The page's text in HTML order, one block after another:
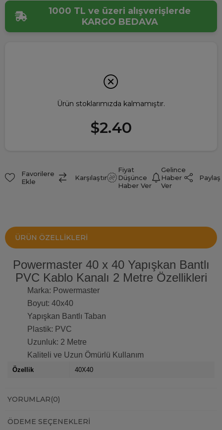
1000 TL ve üzeri alışverişlerde
KARGO BEDAVA
Ürün stoklarımızda kalmamıştır.
$2.40
Favorilere
Ekle
Karşılaştır
Fiyat
Düşünce
Haber Ver
Gelince
Haber
Ver
Paylaş
ÜRÜN ÖZELLIKLERI
Powermaster 40 x 40 Yapışkan Bantlı
PVC Kablo Kanalı 2 Metre Özellikleri
Marka: Powermaster
Boyut: 40x40
Yapışkan Bantlı Taban
Plastik: PVC
Uzunluk: 2 Metre
Kaliteli ve Uzun Ömürlü Kullanım
Özellik 40X40
YORUMLAR(0)
ÖDEME SEÇENEKLERI